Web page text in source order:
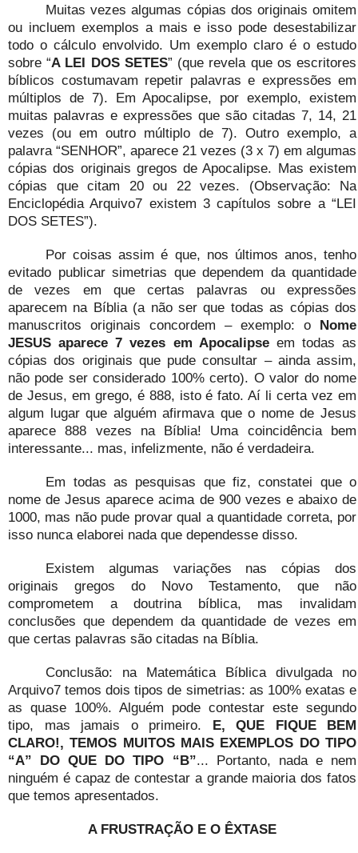
Muitas vezes algumas cópias dos originais omitem
ou incluem exemplos a mais e isso pode desestabilizar
todo o cálculo envolvido. Um exemplo claro é o estudo
sobre “A LEI DOS SETES” (que revela que os escritores
bíblicos costumavam repetir palavras e expressões em
múltiplos de 7). Em Apocalipse, por exemplo, existem
muitas palavras e expressões que são citadas 7, 14, 21
vezes (ou em outro múltiplo de 7). Outro exemplo, a
palavra “SENHOR”, aparece 21 vezes (3 x 7) em algumas
cópias dos originais gregos de Apocalipse. Mas existem
cópias que citam 20 ou 22 vezes. (Observação: Na
Enciclopédia Arquivo7 existem 3 capítulos sobre a “LEI
DOS SETES”).
Por coisas assim é que, nos últimos anos, tenho
evitado publicar simetrias que dependem da quantidade
de vezes em que certas palavras ou expressões
aparecem na Bíblia (a não ser que todas as cópias dos
manuscritos originais concordem – exemplo: o Nome
JESUS aparece 7 vezes em Apocalipseem todas as
cópias dos originais que pude consultar – ainda assim,
não pode ser considerado 100% certo). O valor do nome
de Jesus, em grego, é 888, isto é fato. Aí li certa vez em
algum lugar que alguém afirmava que o nome de Jesus
aparece 888 vezes na Bíblia! Uma coincidência bem
interessante... mas, infelizmente, não é verdadeira.
Em todas as pesquisas que fiz, constatei que o
nome de Jesus aparece acima de 900 vezes e abaixo de
1000, mas não pude provar qual a quantidade correta, por
isso nunca elaborei nada que dependesse disso.
Existem algumas variações nas cópias dos
originais gregos do Novo Testamento, que não
comprometem a doutrina bíblica, mas invalidam
conclusões que dependem da quantidade de vezes em
que certas palavras são citadas na Bíblia.
Conclusão: na Matemática Bíblica divulgada no
Arquivo7 temos dois tipos de simetrias: as 100% exatas e
as quase 100%. Alguém pode contestar este segundo
tipo, mas jamais o primeiro. E, QUE FIQUE BEM
CLARO!, TEMOS MUITOS MAIS EXEMPLOS DO TIPO
“A” DO QUE DO TIPO “B”... Portanto, nada e nem
ninguém é capaz de contestar a grande maioria dos fatos
que temos apresentados.
A FRUSTRAÇÃO E O ÊXTASE